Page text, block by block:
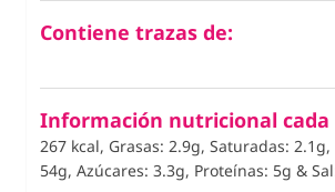
Contiene trazas de:
Información nutricional cada
267 kcal, Grasas: 2.9g, Saturadas:
54g, Azúcares: 3.3g, Proteínas: 5g &